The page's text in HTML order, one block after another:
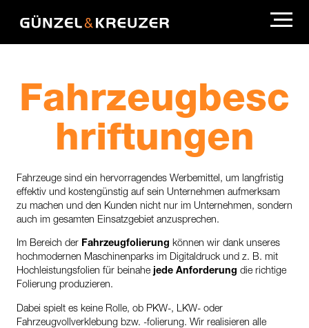
Fahrzeugbesc
hriftungen
Fahrzeuge sind ein hervorragendes Werbemittel, um langfristig
effektiv und kostengünstig auf sein Unternehmen aufmerksam
zu machen und den Kunden nicht nur im Unternehmen, sondern
auch im gesamten Einsatzgebiet anzusprechen.
Im Bereich der Fahrzeugfolierung können wir dank unseres
hochmodernen Maschinenparks im Digitaldruck und z. B. mit
Hochleistungsfolien für beinahe jede Anforderung die richtige
Folierung produzieren.
Dabei spielt es keine Rolle, ob PKW-, LKW- oder
Fahrzeugvollverklebung bzw. -folierung. Wir realisieren alle